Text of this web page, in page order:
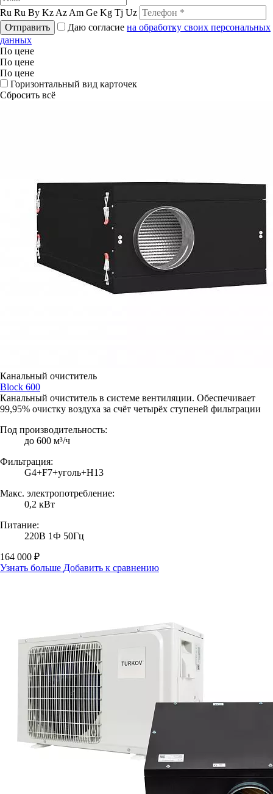
Ru Ru By Kz Az Am Ge Kg Tj Uz
Отправить
Даю согласие на обработку своих персональных
данных
По цене
По цене
По цене
Горизонтальный вид карточек
Сбросить всё
Канальный очиститель
Block 600
Канальный очиститель в системе вентиляции. Обеспечивает
99,95% очистку воздуха за счёт четырёх ступеней фильтрации
Под производительность:
до 600 м³/ч
Фильтрация:
G4+F7+уголь+H13
Макс. электропотребление:
0,2 кВт
Питание:
220В 1Ф 50Гц
164 000 ₽
Узнать больше Добавить к сравнению